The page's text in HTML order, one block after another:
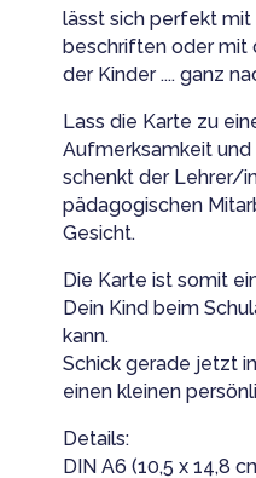
lässt sich perfekt
beschriften oder mit
der Kinder .... ganz
Lass die Karte zu
Aufmerksamkeit und
schenkt der Lehrer/
pädagogischen
Gesicht.
Die Karte ist somit
Dein Kind beim
kann.
Schick gerade jetzt
einen kleinen
Details:
DIN A6 (10,5 x 14,8